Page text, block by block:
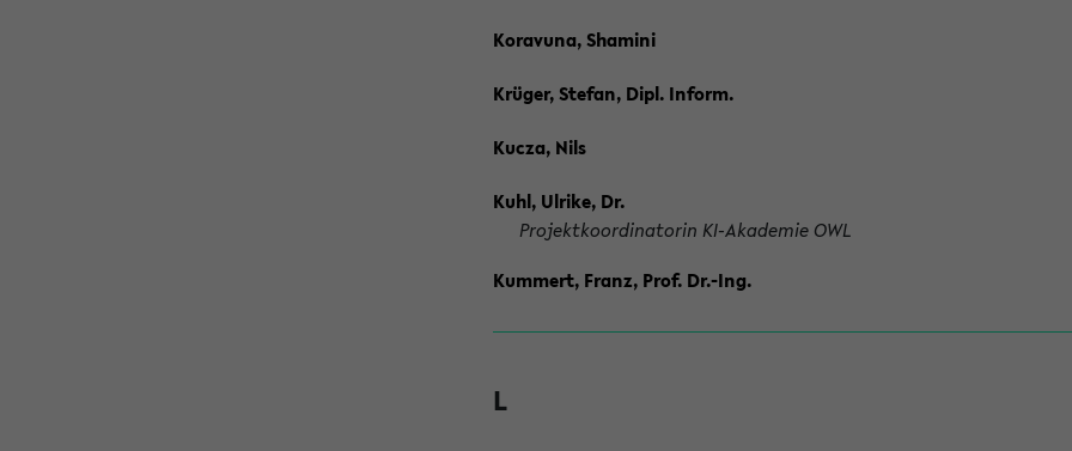
Koravuna, Shamini
Krüger, Stefan, Dipl. Inform.
Kucza, Nils
Kuhl, Ulrike, Dr.
Projektkoordinatorin KI-Akademie OWL
Kummert, Franz, Prof. Dr.-Ing.
L